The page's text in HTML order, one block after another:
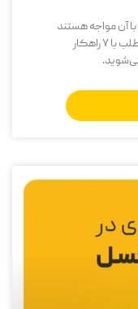
آن مواجه هستند
مدیریت مالی و امور حسابداری است. در این مطلب با 7 راهکار